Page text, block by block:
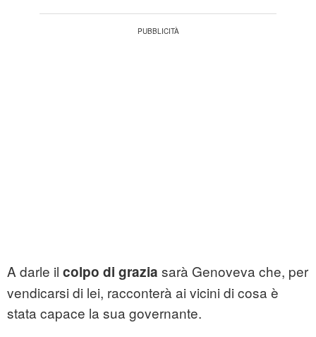
A darle il colpo di grazia sarà Genoveva che, per
vendicarsi di lei, racconterà ai vicini di cosa è
stata capace la sua governante.